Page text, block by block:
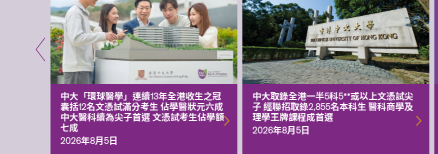
中大「環球醫學」連續13年全港收生之冠
囊括12名文憑試滿分考生 佔學醫狀元六成
中大醫科續為尖子首選 文憑試考生佔學額
七成
2026年8月5日
中大取錄全港一半5科5**或以上文憑試尖
子 經聯招取錄2,855名本科生 醫科商學及
理學王牌課程成首選
2026年8月5日